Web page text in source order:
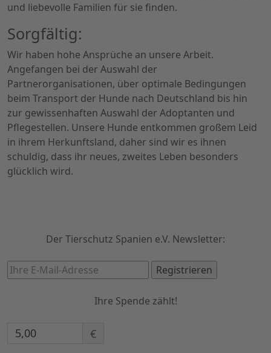
und liebevolle Familien für sie finden.
Sorgfältig:
Wir haben hohe Ansprüche an unsere Arbeit.
Angefangen bei der Auswahl der
Partnerorganisationen, über optimale Bedingungen
beim Transport der Hunde nach Deutschland bis hin
zur gewissenhaften Auswahl der Adoptanten und
Pflegestellen. Unsere Hunde entkommen großem Leid
in ihrem Herkunftsland, daher sind wir es ihnen
schuldig, dass ihr neues, zweites Leben besonders
glücklich wird.
Der Tierschutz Spanien e.V. Newsletter:
Ihre Spende zählt!
€